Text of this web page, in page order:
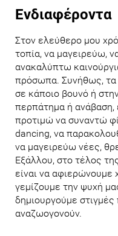
Ενδιαφέροντα
Στον ελεύθερο μου
τοπία, να μαγειρεύω,
ανακαλύπτω
πρόσωπα. Συνήθως, τα
σε κάποιο βουνό ή
περπάτημα ή ανάβαση,
προτιμώ να συναντώ
dancing, να
να μαγειρεύω νέες,
Εξάλλου, στο τέλος
είναι να αφιερώνουμε
γεμίζουμε την ψυχή
δημιουργούμε
αναζωογονούν.